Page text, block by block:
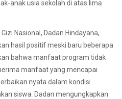
anak usia sekolah di atas lima
Nasional, Dadan Hindayana,
hasil positif meski baru beberapa
bahwa manfaat program tidak
manfaat yang mencapai
nyata dalam kondisi
siswa. Dadan mengungkapkan